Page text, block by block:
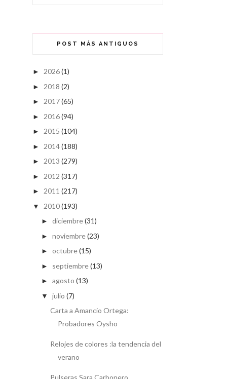
POST MÁS ANTIGUOS
► 2026(1)
► 2018 (2)
► 2017(65)
► 2016(94)
► 2015 (104)
► 2014(188)
► 2013 (279)
► 2012 (317)
► 2011 (217)
▼ 2010(193)
► diciembre(31)
► noviembre(23)
► octubre(15)
► septiembre(13)
► agosto (13)
▼ julio (7)
Carta a Amancio Ortega:
Probadores Oysho
Relojes de colores :la tendencia del
verano